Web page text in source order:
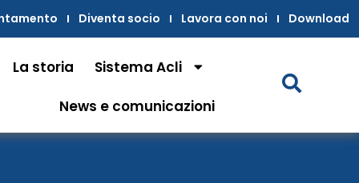
Diventa socio Lavora con noi Download
La storia Sistema Acli
News e comunicazioni